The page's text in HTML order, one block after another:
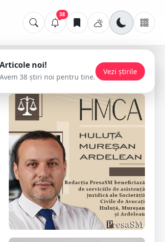
38
📢 Publicitate
Articole noi!
Avem 38 știri noi pentru tine.
Vezi știrile